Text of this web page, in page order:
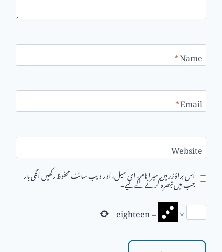
Name
*
Email
*
Website
اس براؤزر میں میرا نام، ای میل، اور ویب سائٹ محفوظ رکھیں اگلی بار
جب میں تبصرہ کرنے کےلیے۔
×
=
eighteen